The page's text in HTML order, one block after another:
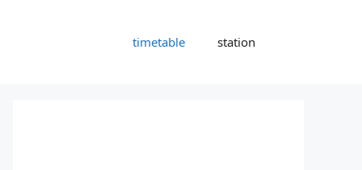
timetable station